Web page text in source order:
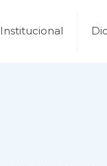
Institucional